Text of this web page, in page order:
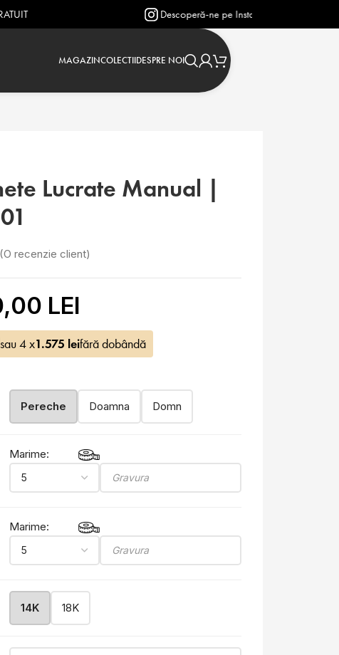
Descoperă-ne pe Instagram: @verighetejasmin
MAGAZINCOLECTIIDESPRE NOI
Lucrate Manual |
(O recenzie client)
LEI
sau 4 x1.575 leifără dobândă
Pereche Doamna Domn
Marime:
Marime:
14K 18K